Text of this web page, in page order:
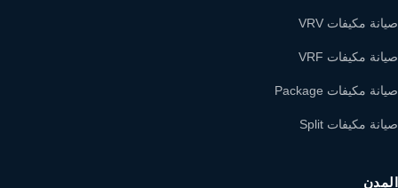
صيانة مكيفات VRV
صيانة مكيفات VRF
صيانة مكيفات Package
صيانة مكيفات Split
المدن